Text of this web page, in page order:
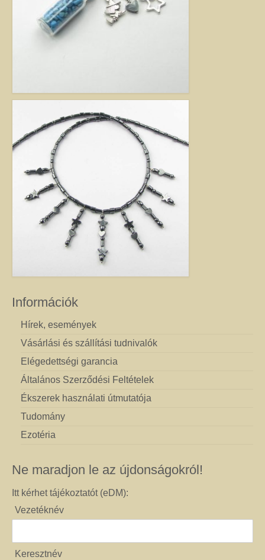
Jó tanácsok babalánchoz
garantáltan nincs két egyforma közöttük. Ha cserepes növényt ajándékoz
ismerősének, személyesebbé teheti Virág ékszerrel.
Információk
Hírek, események
Vásárlási és szállítási tudnivalók
Elégedettségi garancia
Általános Szerződési Feltételek
Ékszerek használati útmutatója
Tudomány
Ezotéria
Ne maradjon le az újdonságokról!
Itt kérhet tájékoztatót (eDM):
Vezetéknév
Keresztnév